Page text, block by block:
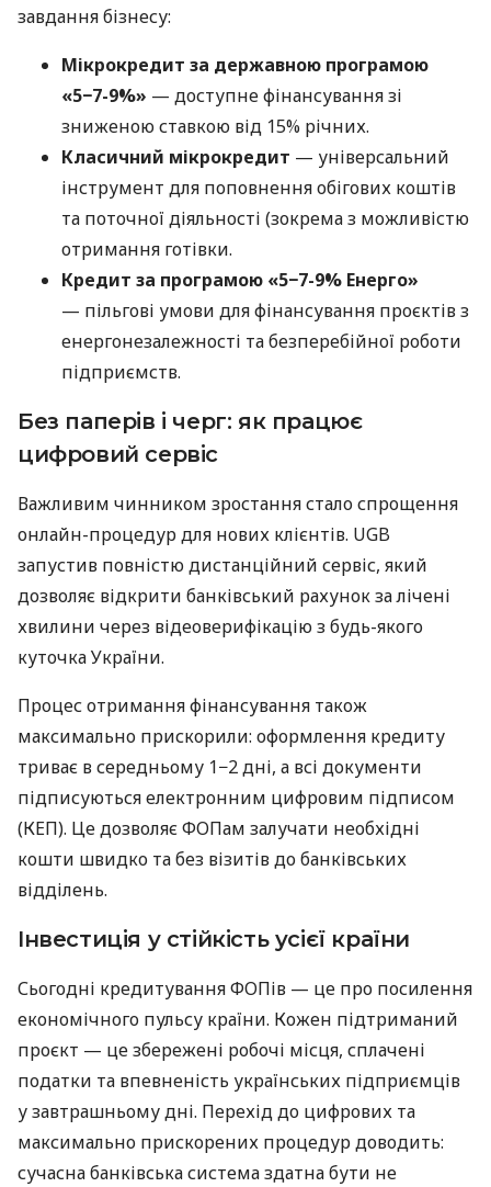
завдання бізнесу:
Мікрокредит за державною програмою
«5−7-9%» — доступне фінансування зі
зниженою ставкою від 15% річних.
Класичний мікрокредит — універсальний
інструмент для поповнення обігових коштів
та поточної діяльності (зокрема з можливістю
отримання готівки.
Кредит за програмою «5−7-9% Енерго»
— пільгові умови для фінансування проєктів з
енергонезалежності та безперебійної роботи
підприємств.
Без паперів і черг: як працює
цифровий сервіс
Важливим чинником зростання стало спрощення
онлайн-процедур для нових клієнтів. UGB
запустив повністю дистанційний сервіс, який
дозволяє відкрити банківський рахунок за лічені
хвилини через відеоверифікацію з будь-якого
куточка України.
Процес отримання фінансування також
максимально прискорили: оформлення кредиту
триває в середньому 1−2 дні, а всі документи
підписуються електронним цифровим підписом
(КЕП). Це дозволяє ФОПам залучати необхідні
кошти швидко та без візитів до банківських
відділень.
Інвестиція у стійкість усієї країни
Сьогодні кредитування ФОПів — це про посилення
економічного пульсу країни. Кожен підтриманий
проєкт — це збережені робочі місця, сплачені
податки та впевненість українських підприємців
у завтрашньому дні. Перехід до цифрових та
максимально прискорених процедур доводить:
сучасна банківська система здатна бути не